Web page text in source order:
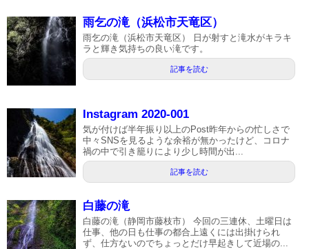
雨乞の滝（浜松市天竜区）
雨乞の滝（浜松市天竜区） 日が射すと滝水がキラキ
ラと輝き気持ちの良い滝です。
記事を読む
Instagram 2020-001
気が付けば半年振り以上のPost昨年からの忙しさで
中々SNSを見るような余裕が無かったけど、コロナ
禍の中で引き籠りにより少し時間が出...
記事を読む
白藤の滝
白藤の滝（静岡市藤枝市） 今回の三連休、土曜日は
仕事、他の日も仕事の都合上遠くには出掛けられ
ず、仕方ないのでちょっとだけ早起きして近場の...